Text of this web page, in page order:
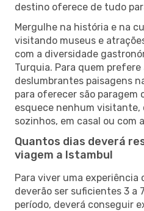
destino oferece de tudo
Mergulhe na história e na
visitando museus e
com a diversidade
Turquia. Para quem
deslumbrantes paisagens
para oferecer são paragem
esquece nenhum visitante,
sozinhos, em casal ou com
Quantos dias deverá
viagem a Istambul
Para viver uma experiência
deverão ser suficientes 3 a
período, deverá conseguir